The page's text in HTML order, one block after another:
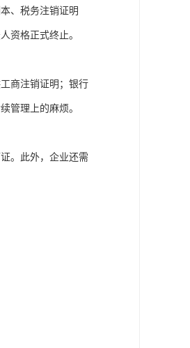
、税务注销证明
资格正式终止。
商注销证明；银行
管理上的麻烦。
。此外，企业还需